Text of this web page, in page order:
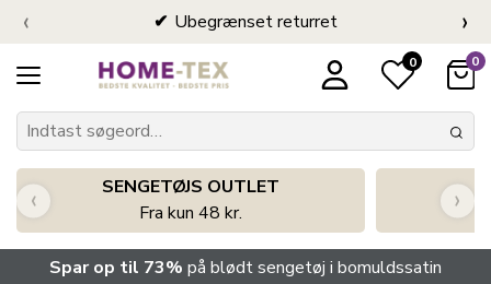
Ubegrænset returret
‹ ›
0 0
SENGETØJS OUTLET
Fra kun 48 kr.
‹ ›
Spar op til 73% på blødt sengetøj i bomuldssatin